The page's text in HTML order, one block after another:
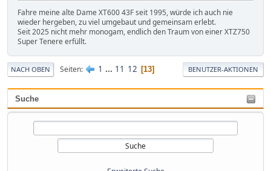
Suche
Fahre meine alte Dame XT600 43F seit 1995, würde ich auch nie
wieder hergeben, zu viel umgebaut und gemeinsam erlebt.
Seit 2025 nicht mehr monogam, endlich den Traum von einer XTZ750
Super Tenere erfüllt.
NACH OBEN Seiten 1 ... 11 12 13 BENUTZER-AKTIONEN